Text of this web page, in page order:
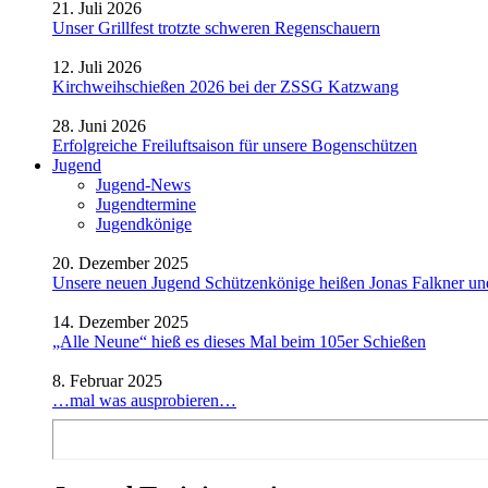
21. Juli 2026
Unser Grillfest trotzte schweren Regenschauern
12. Juli 2026
Kirchweihschießen 2026 bei der ZSSG Katzwang
28. Juni 2026
Erfolgreiche Freiluftsaison für unsere Bogenschützen
Jugend
Jugend-News
Jugendtermine
Jugendkönige
20. Dezember 2025
Unsere neuen Jugend Schützenkönige heißen Jonas Falkner
14. Dezember 2025
„Alle Neune“ hieß es dieses Mal beim 105er Schießen
8. Februar 2025
…mal was ausprobieren…